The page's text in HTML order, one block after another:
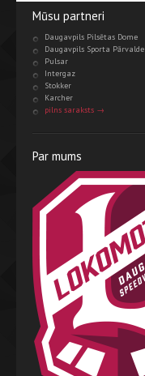
Mūsu partneri
Daugavpils Pilsētas Dome
Daugavpils Sporta Pārvalde
Pulsar
Intergaz
Stokker
Karcher
pilns saraksts →
Par mums